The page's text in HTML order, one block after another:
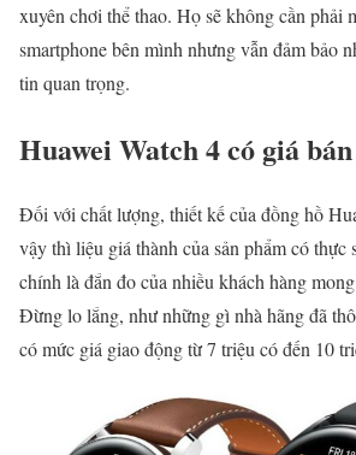
xuyên chơi thể thao. Họ sẽ không cần phải
smartphone bên mình nhưng vẫn đảm bảo
tin quan trọng.
Huawei Watch 4 có giá
Đối với chất lượng, thiết kế của đồng hồ
vậy thì liệu giá thành của sản phẩm có
chính là đắn đo của nhiều khách hàng
Đừng lo lắng, như những gì nhà hãng đã
có mức giá giao động từ 7 triệu có đến 10